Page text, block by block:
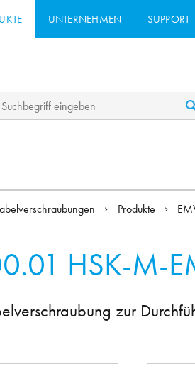
UNTERNEHMEN SUPPORT
Produkte
HSK-M-
zur